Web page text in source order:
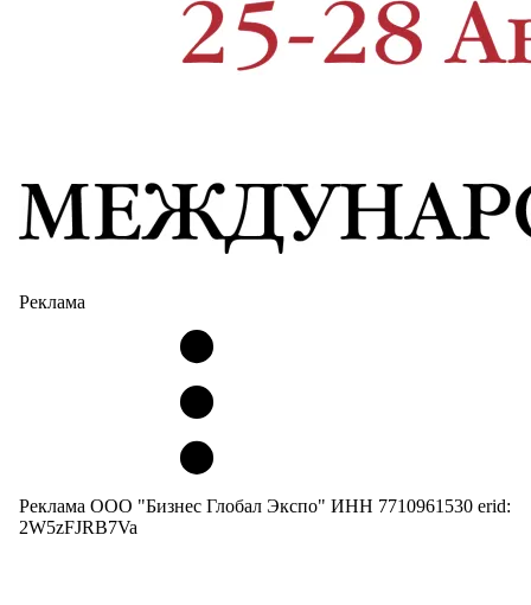
Реклама
Реклама ООО "Бизнес Глобал Экспо" ИНН 7710961530 erid:
2W5zFJRB7Va